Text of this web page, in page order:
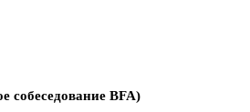
собеседование BFA)